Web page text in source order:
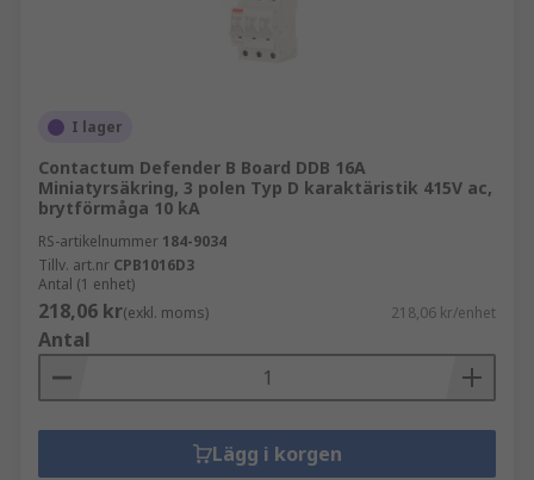
I lager
Contactum Defender B Board DDB 16A
Miniatyrsäkring, 3 polen Typ D karaktäristik 415V ac,
brytförmåga 10 kA
RS-artikelnummer 184-9034
Tillv. art.nr CPB1016D3
Antal (1 enhet)
218,06 kr(exkl. moms) 218,06 kr/enhet
Antal
Lägg i korgen